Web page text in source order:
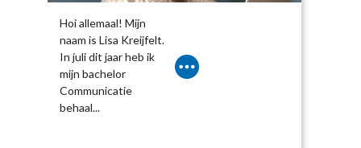
Hoi allemaal! Mijn
naam is Lisa Kreijfelt.
In juli dit jaar heb ik
mijn bachelor
Communicatie
behaal...